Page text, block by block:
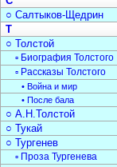
○ Салтыков-Щедрин
Т
○ Толстой
▫ Биография Толстого
▫ Рассказы Толстого
• Война и мир
• После бала
○ А.Н.Толстой
○ Тукай
○ Тургенев
▫ Проза Тургенева